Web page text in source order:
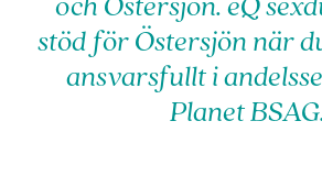
stöd för Östersjön när
ansvarsfullt i
Planet